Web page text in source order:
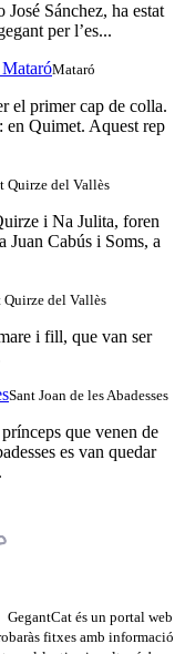
Sánchez, ha estat
per l’es...
Mataró
el primer cap de colla.
en Quimet. Aquest rep
Quirze del Vallès
i Na Julita, foren
Juan Cabús i Soms, a
Quirze del Vallès
i fill, que van ser
Sant Joan de les Abadesses
que venen de
es van quedar
GegantCat és un portal web
fitxes amb informació